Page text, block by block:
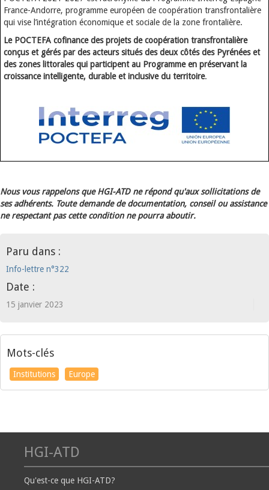
France-Andorre, programme européen de coopération transfrontalière
qui vise l’intégration économique et sociale de la zone frontalière.
Le POCTEFA cofinance des projets de coopération transfrontalière
conçus et gérés par des acteurs situés des deux côtés des Pyrénées et
des zones littorales qui participent au Programme en préservant la
croissance intelligente, durable et inclusive du territoire.
Nous vous rappelons que HGI-ATD ne répond qu'aux sollicitations de
ses adhérents. Toute demande de documentation, conseil ou assistance
ne respectant pas cette condition ne pourra aboutir.
Paru dans :
Info-lettre n°322
Date :
15 janvier 2023
Mots-clés
Institutions Europe
HGI-ATD
Qu'est-ce que HGI-ATD?